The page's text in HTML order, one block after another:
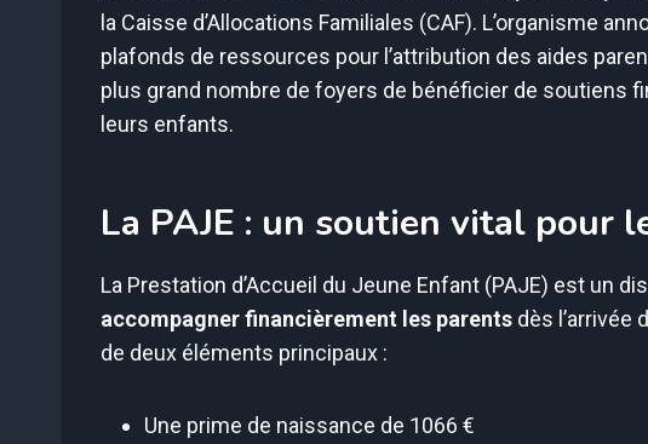
la Caisse d’Allocations Familiales (CAF). L’organisme
plafonds de ressources pour l’attribution des aides
plus grand nombre de foyers de bénéficier de soutiens
leurs enfants.
La PAJE : un soutien vital pour
La Prestation d’Accueil du Jeune Enfant (PAJE) est un
accompagner financièrement les parents dès l’arrivée
de deux éléments principaux :
Une prime de naissance de 1066 €